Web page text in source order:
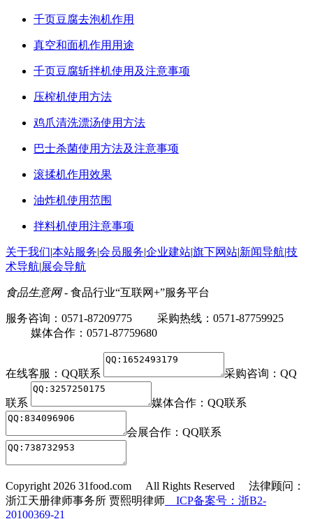
千页豆腐去泡机作用
真空和面机作用用途
千页豆腐斩拌机使用及注意事项
压榨机使用方法
鸡爪清洗漂汤使用方法
巴士杀菌使用方法及注意事项
滚揉机作用效果
油炸机使用范围
拌料机使用注意事项
关于我们|本站服务|会员服务|企业建站|旗下网站|新闻导航|技
术导航|展会导航
食品生意网- 食品行业“互联网+”服务平台
服务咨询：0571-87209775 采购热线：0571-87759925
媒体合作：0571-87759680
在线客服： QQ联系 采购咨询： QQ
联系 媒体合作： QQ联系
会展合作： QQ联系
Copyright 2026 31food.com All Rights Reserved 法律顾问：
浙江天册律师事务所 贾熙明律师 ICP备案号：浙B2-
20100369-21